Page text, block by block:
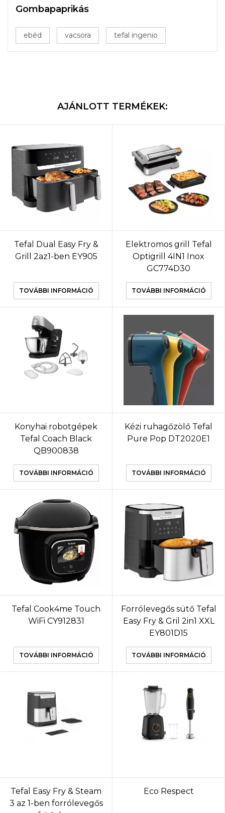
Gombapaprikás
ebéd vacsora tefal ingenio
AJÁNLOTT TERMÉKEK:
Tefal Dual Easy Fry &
Grill 2az1-ben EY905
TOVÁBBI INFORMÁCIÓ
Elektromos grill Tefal
Optigrill 4IN1 Inox
GC774D30
TOVÁBBI INFORMÁCIÓ
Konyhai robotgépek
Tefal Coach Black
QB900838
TOVÁBBI INFORMÁCIÓ
Kézi ruhagőzölő Tefal
Pure Pop DT2020E1
TOVÁBBI INFORMÁCIÓ
Tefal Cook4me Touch
WiFi CY912831
TOVÁBBI INFORMÁCIÓ
Forrólevegős sütő Tefal
Easy Fry & Gril 2in1 XXL
EY801D15
TOVÁBBI INFORMÁCIÓ
Tefal Easy Fry & Steam
3 az 1-ben forrólevegős
Eco Respect